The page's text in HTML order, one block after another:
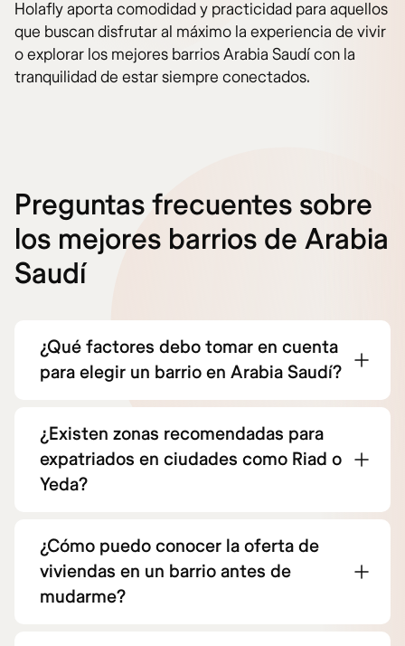
Holafly aporta comodidad y practicidad para aquellos
que buscan disfrutar al máximo la experiencia de vivir
o explorar los mejores barrios Arabia Saudí con la
tranquilidad de estar siempre conectados.
Preguntas frecuentes sobre
los mejores barrios de Arabia
Saudí
¿Qué factores debo tomar en cuenta
para elegir un barrio en Arabia Saudí?
¿Existen zonas recomendadas para
expatriados en ciudades como Riad o
Yeda?
¿Cómo puedo conocer la oferta de
viviendas en un barrio antes de
mudarme?